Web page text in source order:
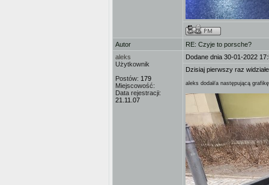
Autor
RE: Czyje to porsche?
aleks
Użytkownik
Postów: 179
Miejscowość:
Data rejestracji:
21.11.07
Dodane dnia 30-01-2022
Dzisiaj pierwszy raz
aleks dodał/a następującą